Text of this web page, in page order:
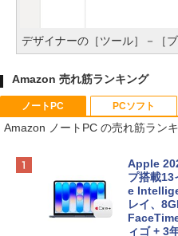
デザイナーの［ツール］－［
Amazon 売れ筋ランキング
ノートPC
Amazon ノートPC の売れ筋ラン
Apple
プ搭載13
e
レイ、
ィゴ + 3
PCソフト